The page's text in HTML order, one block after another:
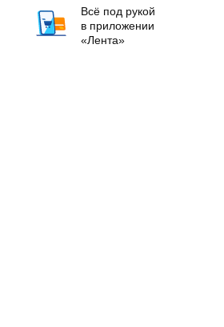
Всё под рукой
в приложении
«Лента»